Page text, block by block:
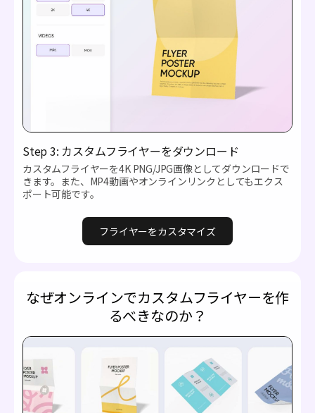
Step 3: カスタムフライヤーをダウンロード
カスタムフライヤーを4K PNG/JPG画像としてダウンロードで
きます。また、MP4動画やオンラインリンクとしてもエクス
ポート可能です。
フライヤーをカスタマイズ
なぜオンラインでカスタムフライヤーを作
るべきなのか？